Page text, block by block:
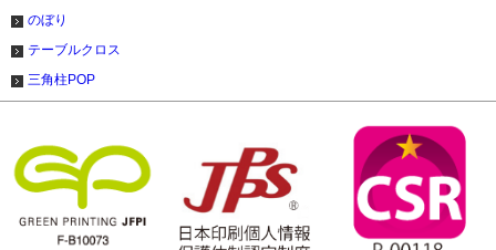
のぼり
テーブルクロス
三角柱POP